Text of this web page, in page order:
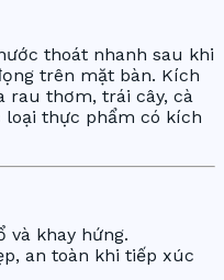
thoát nhanh sau khi
trên mặt bàn. Kích
rau thơm, trái cây, cà
loại thực phẩm có kích
và khay hứng.
an toàn khi tiếp xúc